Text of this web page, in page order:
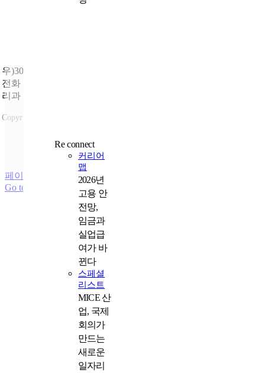
Re connect
커리어
맵
2026년
고용 안
전망,
임금과
실업급
여가 바
뀐다
스페셜
리스트
MICE 산
업, 국제
회의가
만드는
새로운
일자리
우)30113 세종특별자치시 도움4로 9
전화
리과
Copyright ⓒ 2023국가보훈부 All rights reserved.
제대군인지원센터 +
페이지 로드 링크
Go to Top